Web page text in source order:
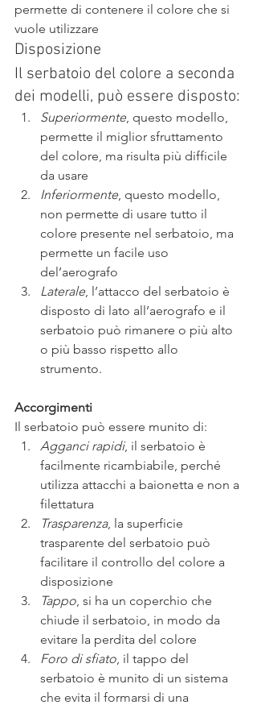
permette di contenere il colore che si
vuole utilizzare
Disposizione
Il serbatoio del colore a seconda
dei modelli, può essere disposto:
Superiormente, questo modello,
permette il miglior sfruttamento
del colore, ma risulta più difficile
da usare
Inferiormente, questo modello,
non permette di usare tutto il
colore presente nel serbatoio, ma
permette un facile uso
del’aerografo
Laterale, l’attacco del serbatoio è
disposto di lato all’aerografo e il
serbatoio può rimanere o più alto
o più basso rispetto allo
strumento.
Accorgimenti
Il serbatoio può essere munito di:
Agganci rapidi, il serbatoio è
facilmente ricambiabile, perché
utilizza attacchi a baionetta e non a
filettatura
Trasparenza, la superficie
trasparente del serbatoio può
facilitare il controllo del colore a
disposizione
Tappo, si ha un coperchio che
chiude il serbatoio, in modo da
evitare la perdita del colore
Foro di sfiato, il tappo del
serbatoio è munito di un sistema
che evita il formarsi di una